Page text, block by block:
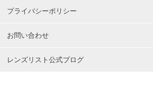
プライバシーポリシー
お問い合わせ
レンズリスト公式ブログ